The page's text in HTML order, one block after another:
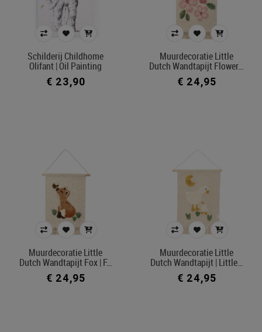
Schilderij Childhome
Olifant | Oil Painting
€ 23,90
Muurdecoratie Little
Dutch Wandtapijt Flower…
€ 24,95
Muurdecoratie Little
Dutch Wandtapijt Fox | F…
€ 24,95
Muurdecoratie Little
Dutch Wandtapijt | Little…
€ 24,95